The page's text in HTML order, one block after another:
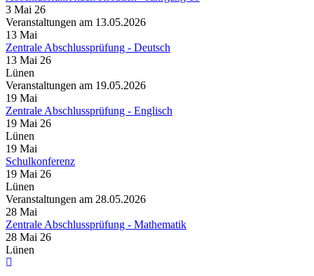
3 Mai 26
Veranstaltungen am 13.05.2026
13 Mai
Zentrale Abschlussprüfung - Deutsch
13 Mai 26
Lünen
Veranstaltungen am 19.05.2026
19 Mai
Zentrale Abschlussprüfung - Englisch
19 Mai 26
Lünen
19 Mai
Schulkonferenz
19 Mai 26
Lünen
Veranstaltungen am 28.05.2026
28 Mai
Zentrale Abschlussprüfung - Mathematik
28 Mai 26
Lünen